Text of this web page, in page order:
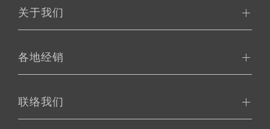
关于我们
各地经销
联络我们